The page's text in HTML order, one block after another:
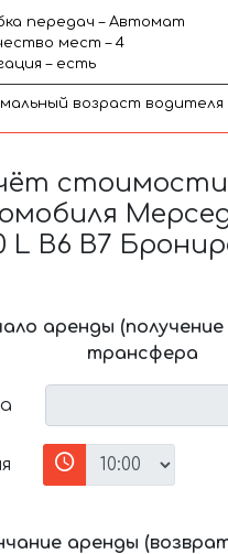
передач – Автомат
мест – 4
– есть
возраст водителя
L B6 B7
аренды (получение
трансфера
аренды